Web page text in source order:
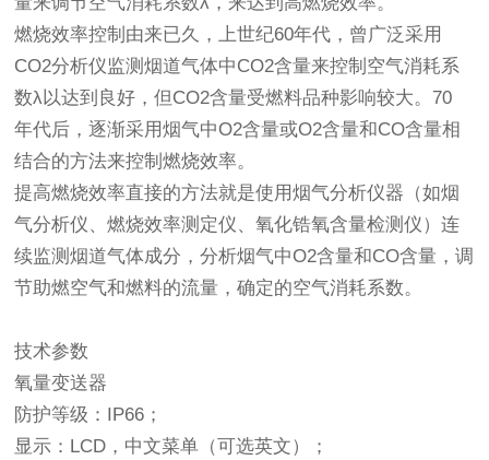
燃烧效率控制由来已久，上世纪60年代，曾广泛采用
CO2分析仪监测烟道气体中CO2含量来控制空气消耗系
数λ以达到良好，但CO2含量受燃料品种影响较大。70
年代后，逐渐采用烟气中O2含量或O2含量和CO含量相
结合的方法来控制燃烧效率。
提高燃烧效率直接的方法就是使用烟气分析仪器（如烟
气分析仪、燃烧效率测定仪、氧化锆氧含量检测仪）连
续监测烟道气体成分，分析烟气中O2含量和CO含量，调
节助燃空气和燃料的流量，确定的空气消耗系数。
技术参数
氧量变送器
防护等级：IP66；
显示：LCD，中文菜单（可选英文）；